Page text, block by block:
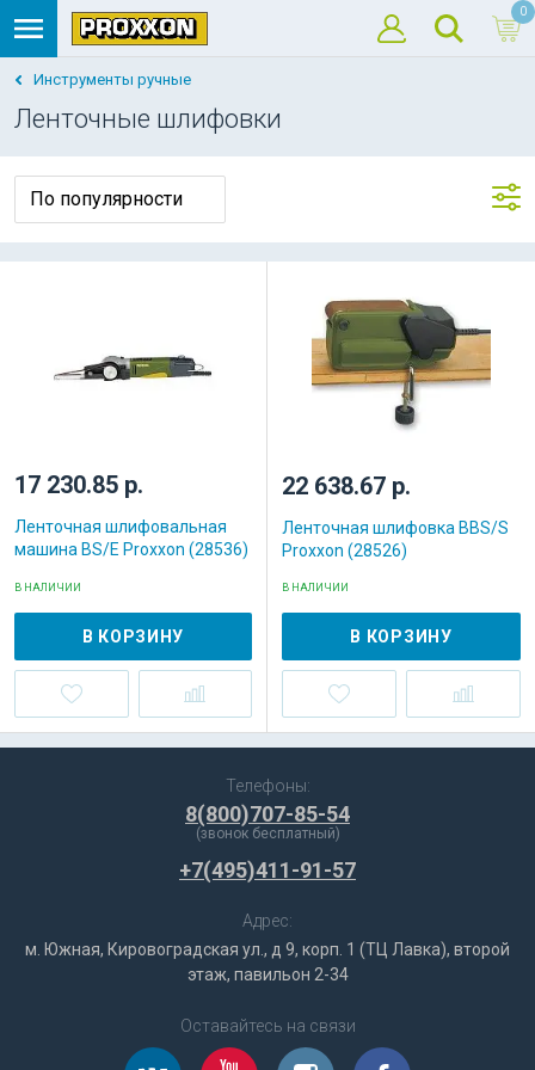
0
Инструменты ручные
Ленточные шлифовки
17 230.85 р.
Ленточная шлифовальная
машина BS/E Proxxon (28536)
В НАЛИЧИИ
В КОРЗИНУ
22 638.67 р.
Ленточная шлифовка BBS/S
Proxxon (28526)
В НАЛИЧИИ
В КОРЗИНУ
Телефоны:
8(800)707-85-54
(звонок бесплатный)
+7(495)411-91-57
Адрес:
м. Южная, Кировоградская ул., д 9, корп. 1 (ТЦ Лавка), второй
этаж, павильон 2-34
Оставайтесь на связи